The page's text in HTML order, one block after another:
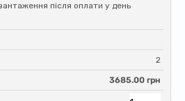
після оплати у день
2
3685.00 грн